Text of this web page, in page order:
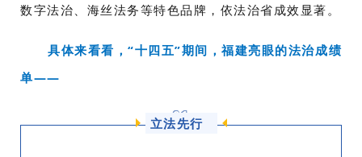
数字法治、海丝法务等特色品牌，依法治省成效显著。
具体来看看，“十四五”期间，福建亮眼的法治成绩
单——
01
立法先行